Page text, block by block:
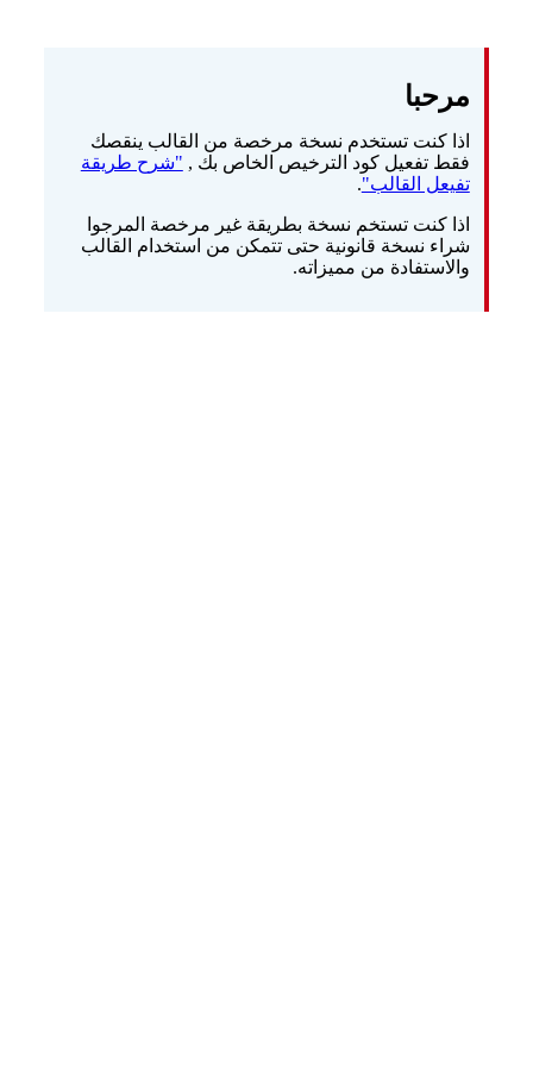
مرحبا
اذا كنت تستخدم نسخة مرخصة من القالب ينقصك
فقط تفعيل كود الترخيص الخاص بك , "شرح طريقة
تفيعل القالب".
اذا كنت تستخم نسخة بطريقة غير مرخصة المرجوا
شراء نسخة قانونية حتى تتمكن من استخدام القالب
والاستفادة من مميزاته.